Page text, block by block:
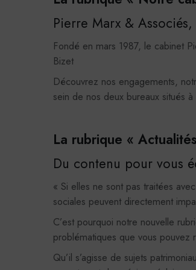
Pierre Marx &
Fondé en mars 1987, le cabinet
Bizet
Découvrez nos engagements,
sein de nos deux bureaux situés
La rubrique «
Du contenu pour vous
« Si elles ne sont pas traitées
sociales peuvent directement
C’est pourquoi notre nouvelle
problématiques que vous pouvez
Qu’il s’agisse de sujets